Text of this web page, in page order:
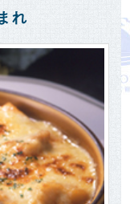
れ